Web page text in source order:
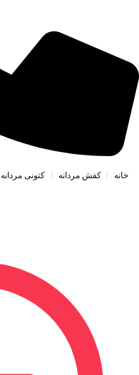
خانه / کفش مردانه / کتونی مردانه